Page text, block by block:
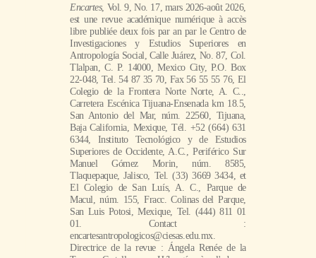
Encartes, Vol. 9, No. 17, mars 2026-août 2026,
est une revue académique numérique à accès
libre publiée deux fois par an par le Centro de
Investigaciones y Estudios Superiores en
Antropología Social, Calle Juárez, No. 87, Col.
Tlalpan, C. P. 14000, Mexico City, P.O. Box
22-048, Tel. 54 87 35 70, Fax 56 55 55 76, El
Colegio de la Frontera Norte Norte, A. C..,
Carretera Escénica Tijuana-Ensenada km 18.5,
San Antonio del Mar, núm. 22560, Tijuana,
Baja California, Mexique, Tél. +52 (664) 631
6344, Instituto Tecnológico y de Estudios
Superiores de Occidente, A.C., Periférico Sur
Manuel Gómez Morin, núm. 8585,
Tlaquepaque, Jalisco, Tel. (33) 3669 3434, et
El Colegio de San Luís, A. C., Parque de
Macul, núm. 155, Fracc. Colinas del Parque,
San Luis Potosi, Mexique, Tel. (444) 811 01
01. Contact :
encartesantropologicos@ciesas.edu.mx.
Directrice de la revue : Ángela Renée de la